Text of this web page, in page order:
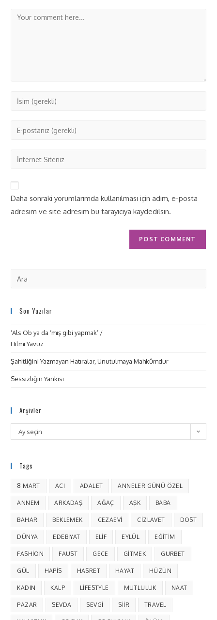
Daha sonraki yorumlarımda kullanılması için adım, e-posta
adresim ve site adresim bu tarayıcıya kaydedilsin.
Son Yazılar
‘Als Ob ya da ‘mış gibi yapmak’ /
Hilmi Yavuz
Şahitliğini Yazmayan Hatıralar, Unutulmaya Mahkûmdur
Sessizliğin Yankısı
Arşivler
Ay seçin
Tags
8 MART ACI ADALET ANNELER GÜNÜ ÖZEL
ANNEM ARKADAŞ AĞAÇ AŞK BABA
BAHAR BEKLEMEK CEZAEVI CIZLAVET DOST
DÜNYA EDEBIYAT ELIF EYLÜL EĞITIM
FASHION FAUST GECE GITMEK GURBET
GÜL HAPIS HASRET HAYAT HÜZÜN
KADIN KALP LIFESTYLE MUTLULUK NAAT
PAZAR SEVDA SEVGI SIIR TRAVEL